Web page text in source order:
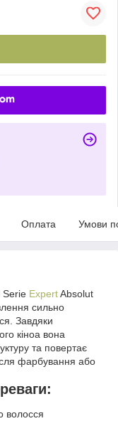
Оплата Умови
Serie ExpertAbsolut
сильно
Завдяки
кіноа вона
та повертає
фарбування або
волосся